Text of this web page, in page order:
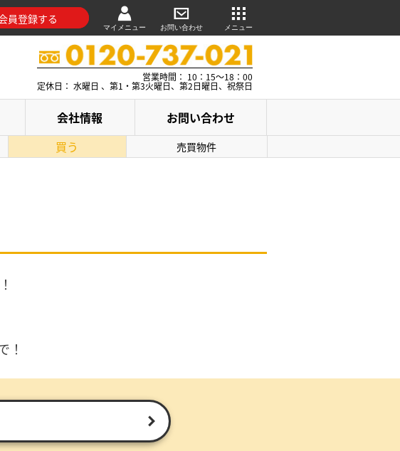
員登録する
マイメニュー お問い合わせ メニュー
営業時間： 10：15～18：00
定休日： 水曜日 、第1・第3火曜日、第2日曜日、祝祭日
会社情報
お問い合わせ
買う 売買物件
！